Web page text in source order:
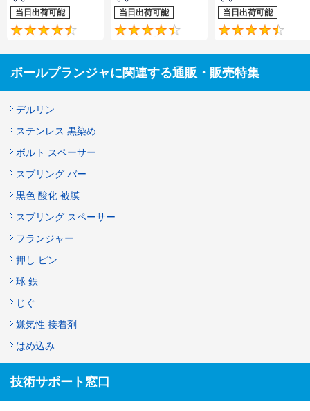
当日出荷可能
4.6
当日出荷可能
4.5
当日出荷可能
ボールプランジャに関連する通販・販売特集
デルリン
ステンレス 黒染め
ボルト スペーサー
スプリング バー
黒色 酸化 被膜
スプリング スペーサー
フランジャー
押し ピン
球 鉄
じぐ
嫌気性 接着剤
はめ込み
技術サポート窓口